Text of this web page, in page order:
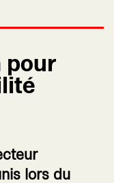
pour
lors du